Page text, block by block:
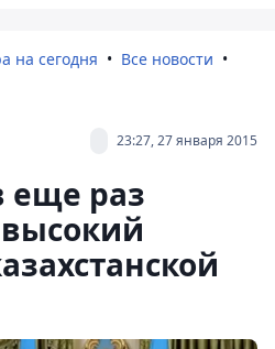
на сегодня
Все новости
23:27, 27 января 2015
еще раз